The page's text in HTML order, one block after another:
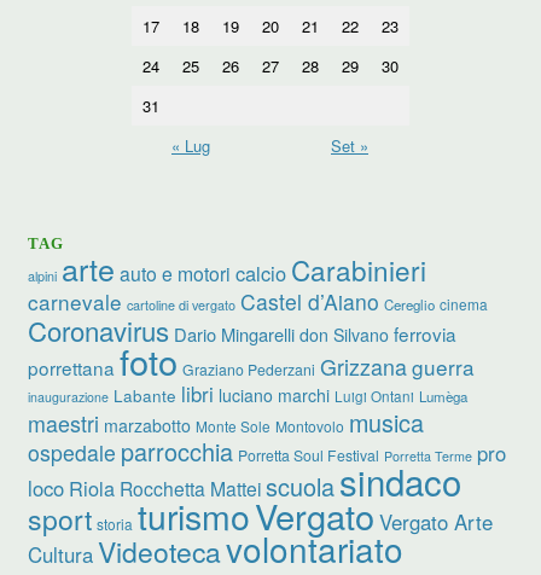
17
18 19 20 21 22
23
24
25 26 27 28 29
30
31
« Lug
Set »
TAG
alpini arte auto e motori calcio Carabinieri
carnevale cartoline di vergato Castel d’Aiano Cereglio cinema
Coronavirus Dario Mingarelli don Silvano ferrovia
porrettana foto Graziano Pederzani Grizzanaguerra
inaugurazione Labante libri luciano marchi Luigi Ontani Lumèga
maestri marzabotto Monte Sole Montovolo musica
ospedale parrocchia Porretta Soul Festival Porretta Terme pro
loco Riola Rocchetta Matteiscuolasindaco
sport storia turismoVergato Vergato Arte
CulturaVideotecavolontariato